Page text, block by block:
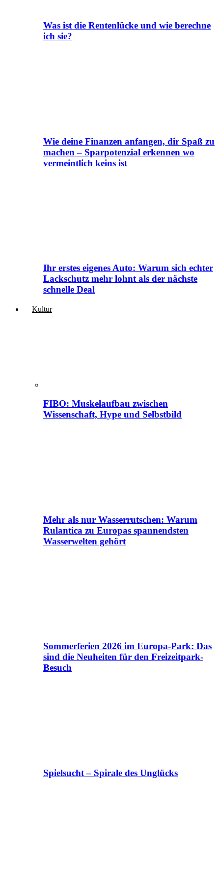
Was ist die Rentenlücke und wie berechne
ich sie?
Wie deine Finanzen anfangen, dir Spaß zu
machen – Sparpotenzial erkennen wo
vermeintlich keins ist
Ihr erstes eigenes Auto: Warum sich echter
Lackschutz mehr lohnt als der nächste
schnelle Deal
Kultur
FIBO: Muskelaufbau zwischen
Wissenschaft, Hype und Selbstbild
Mehr als nur Wasserrutschen: Warum
Rulantica zu Europas spannendsten
Wasserwelten gehört
Sommerferien 2026 im Europa-Park: Das
sind die Neuheiten für den Freizeitpark-
Besuch
Spielsucht – Spirale des Unglücks